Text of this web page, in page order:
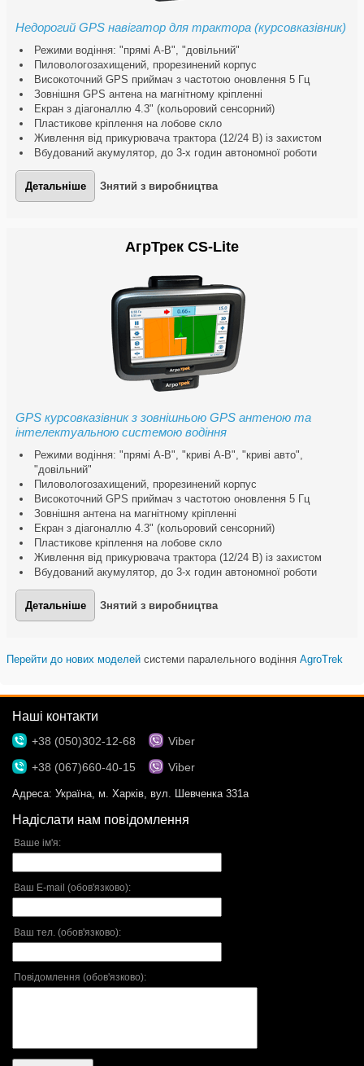
Недорогий GPS навігатор для трактора (курсовказівник)
Режими водіння: "прямі A-B", "довільний"
Пиловологозахищений, прорезинений корпус
Високоточний GPS приймач з частотою оновлення 5 Гц
Зовнішня GPS антена на магнітному кріпленні
Екран з діагоналлю 4.3" (кольоровий сенсорний)
Пластикове кріплення на лобове скло
Живлення від прикурювача трактора (12/24 В) із захистом
Вбудований акумулятор, до 3-х годин автономної роботи
Детальніше Знятий з виробництва
АгрТрек CS-Lite
GPS курсовказівник з зовнішньою GPS антеною та
інтелектуальною системою водіння
Режими водіння: "прямі A-B", "криві А-В", "криві авто",
"довільний"
Пиловологозахищений, прорезинений корпус
Високоточний GPS приймач з частотою оновлення 5 Гц
Зовнішня антена на магнітному кріпленні
Екран з діагоналлю 4.3" (кольоровий сенсорний)
Пластикове кріплення на лобове скло
Живлення від прикурювача трактора (12/24 В) із захистом
Вбудований акумулятор, до 3-х годин автономної роботи
Детальніше Знятий з виробництва
Перейти до нових моделей системи паралельного водіння AgroTrek
Наші контакти
+38 (050)302-12-68
+38 (067)660-40-15
Viber
Viber
Адреса: Україна, м. Харків, вул. Шевченка 331а
Надіслати нам повідомлення
Ваше ім'я:
Ваш E-mail (обов'язково):
Ваш тел. (обов'язково):
Повідомлення (обов'язково):